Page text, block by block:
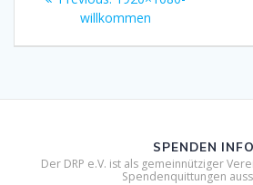
post:
willkommen
SPENDEN INFO
Der DRP e.V. ist als gemeinnütziger
Spendenquittungen